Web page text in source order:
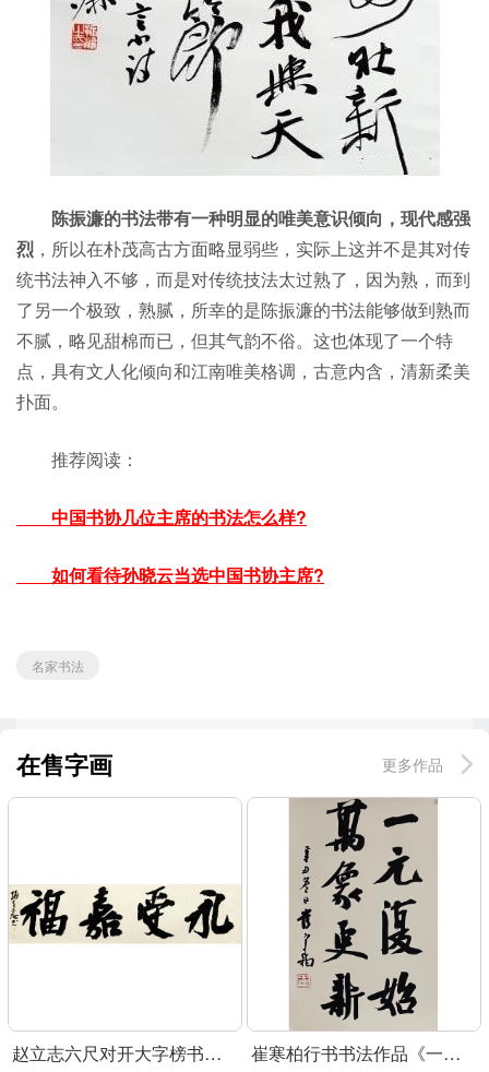
陈振濂的书法带有一种明显的唯美意识倾向，现代感强
烈 ，所以在朴茂高古方面略显弱些，实际上这并不是其对传
统书法神入不够，而是对传统技法太过熟了，因为熟，而到
了另一个极致，熟腻，所幸的是陈振濂的书法能够做到熟而
不腻，略见甜棉而已，但其气韵不俗。这也体现了一个特
点，具有文人化倾向和江南唯美格调，古意内含，清新柔美
扑面。
推荐阅读：
中国书协几位主席的书法怎么样?
如何看待孙晓云当选中国书协主席?
名家书法
在售字画 更多作品
赵立志六尺对开大字榜书作品《永受嘉福》 崔寒柏行书书法作品《一元复始》可定制